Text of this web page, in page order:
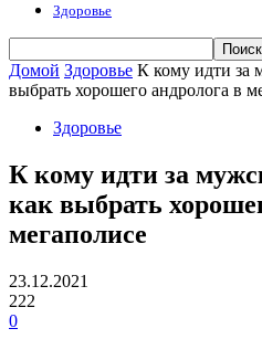
Здоровье
Домой Здоровье К кому идти за
выбрать хорошего андролога в
Здоровье
К кому идти за
как выбрать
мегаполисе
23.12.2021
222
0